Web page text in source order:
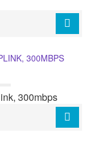
300MBPS
300mbps